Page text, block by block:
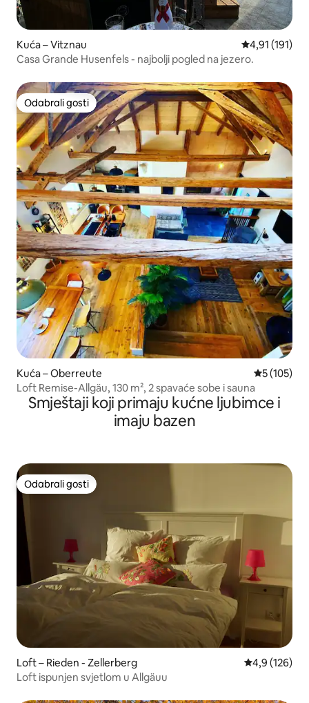
Kuća – Vitznau Prosječna
4,91 (191)
Casa Grande Husenfels - najbolji pogled na jezero.
Odabrali gosti
Odabrali gosti
Kuća – Oberreute Prosječna
5 (105)
Loft Remise-Allgäu, 130 m², 2 spavaće sobe i sauna
Smještaji koji primaju kućne ljubimce i
imaju bazen
Odabrali gosti
Odabrali gosti
Loft – Rieden - Zellerberg Prosječna
4,9 (126)
Loft ispunjen svjetlom u Allgäuu